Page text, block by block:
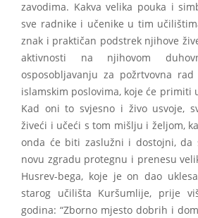
zavodima. Kakva velika pouka i
sve radnike i učenike u tim
znak i praktičan podstrek njihove
aktivnosti na njihovom
osposobljavanju za požrtvovna
islamskim poslovima, koje će primiti
Kad oni to svjesno i živo usvoje,
živeći i učeći s tom mišlju i željom,
onda će biti zaslužni i dostojni,
novu zgradu protegnu i prenesu
Husrev-bega, koje je on dao
starog učilišta Kuršumlije, prije
godina: “Zborno mjesto dobrih i